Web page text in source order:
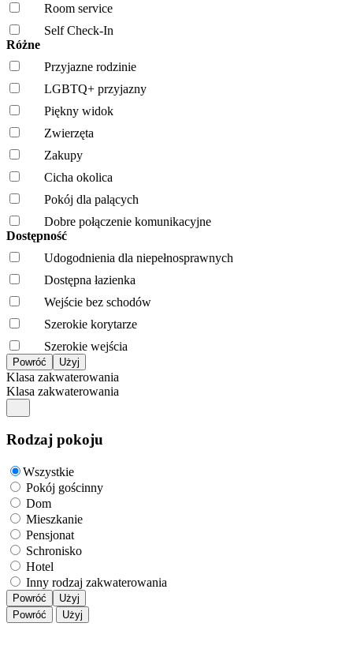
Room service
Self Check-In
Różne
Przyjazne rodzinie
LGBTQ+ przyjazny
Piękny widok
Zwierzęta
Zakupy
Cicha okolica
Pokój dla palących
Dobre połączenie komunikacyjne
Dostępność
Udogodnienia dla niepełnosprawnych
Dostępna łazienka
Wejście bez schodów
Szerokie korytarze
Szerokie wejścia
Klasa zakwaterowania
Klasa zakwaterowania
Rodzaj pokoju
Wszystkie
Pokój gościnny
Dom
Mieszkanie
Pensjonat
Schronisko
Hotel
Inny rodzaj zakwaterowania
Powróć
Użyj
Powróć
Użyj